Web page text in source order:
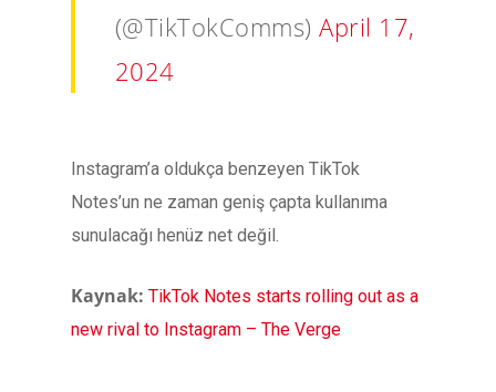
(@TikTokComms)April 17,
2024
Instagram’a oldukça benzeyen TikTok
Notes’un ne zaman geniş çapta kullanıma
sunulacağı henüz net değil.
Kaynak: TikTok Notes starts rolling out as a
new rival to Instagram – The Verge